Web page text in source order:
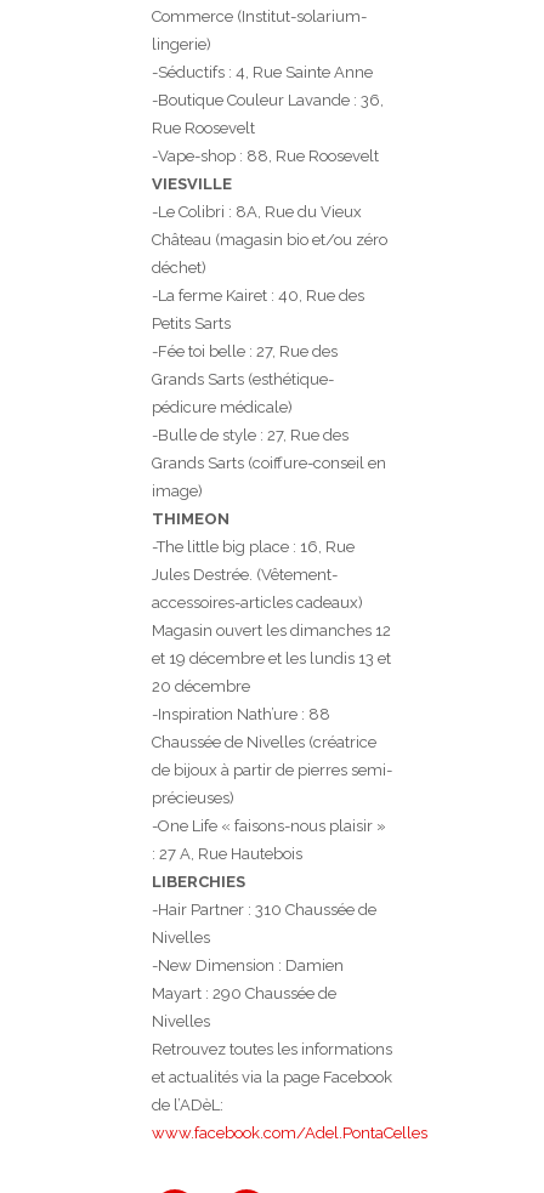
Commerce (Institut-solarium-
lingerie)
-Séductifs : 4, Rue Sainte Anne
-Boutique Couleur Lavande : 36,
Rue Roosevelt
-Vape-shop : 88, Rue Roosevelt
VIESVILLE
-Le Colibri : 8A, Rue du Vieux
Château (magasin bio et/ou zéro
déchet)
-La ferme Kairet : 40, Rue des
Petits Sarts
-Fée toi belle : 27, Rue des
Grands Sarts (esthétique-
pédicure médicale)
-Bulle de style : 27, Rue des
Grands Sarts (coiffure-conseil en
image)
THIMEON
-The little big place : 16, Rue
Jules Destrée. (Vêtement-
accessoires-articles cadeaux)
Magasin ouvert les dimanches 12
et 19 décembre et les lundis 13 et
20 décembre
-Inspiration Nath’ure : 88
Chaussée de Nivelles (créatrice
de bijoux à partir de pierres semi-
précieuses)
-One Life « faisons-nous plaisir »
: 27 A, Rue Hautebois
LIBERCHIES
-Hair Partner : 310 Chaussée de
Nivelles
-New Dimension : Damien
Mayart : 290 Chaussée de
Nivelles
Retrouvez toutes les informations
et actualités via la page Facebook
de l’ADèL:
www.facebook.com/Adel.PontaCelles